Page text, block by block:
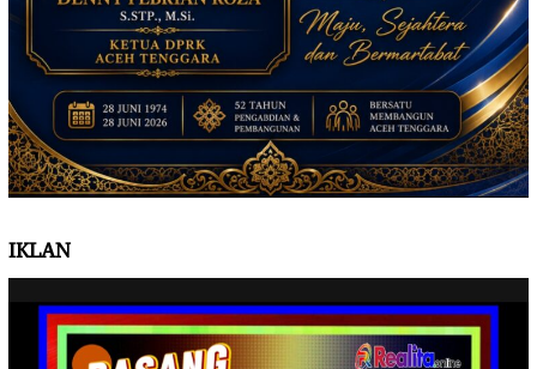
IKLAN